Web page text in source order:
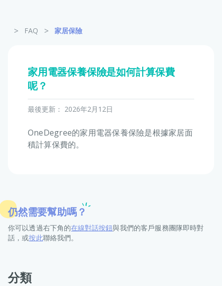
> FAQ > 家居保險
家用電器保養保險是如何計算保費
呢？
最後更新： 2026年2月12日
OneDegree的家用電器保養保險是根據家居面
積計算保費的。
仍然需要幫助嗎？
你可以透過右下角的在線對話按鈕與我們的客戶服務團隊即時對
話，或按此聯絡我們。
分類